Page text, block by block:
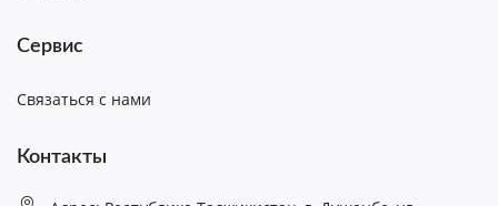
Сервис
Связаться с нами
Контакты